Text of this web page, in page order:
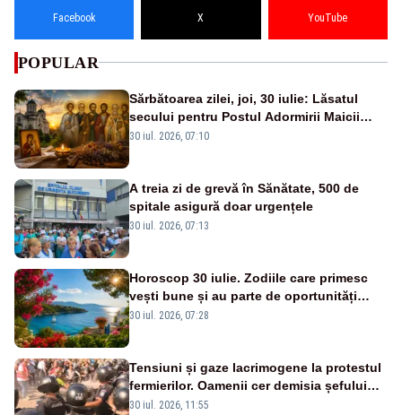
Facebook X YouTube
POPULAR
Sărbătoarea zilei, joi, 30 iulie: Lăsatul
secului pentru Postul Adormirii Maicii
Domnului și Sfântul Valentin
30 iul. 2026, 07:10
A treia zi de grevă în Sănătate, 500 de
spitale asigură doar urgențele
30 iul. 2026, 07:13
Horoscop 30 iulie. Zodiile care primesc
vești bune și au parte de oportunități
neașteptate
30 iul. 2026, 07:28
Tensiuni și gaze lacrimogene la protestul
fermierilor. Oamenii cer demisia șefului
ANSVSA și s-au mutat în Piața Victoria–
30 iul. 2026, 11:55